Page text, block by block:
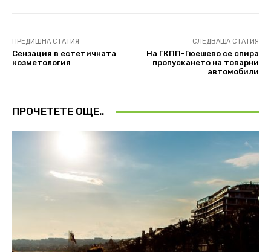
ПРЕДИШНА СТАТИЯ
Сензация в естетичната
козметология
СЛЕДВАЩА СТАТИЯ
На ГКПП-Гюешево се спира
пропускането на товарни
автомобили
ПРОЧЕТЕТЕ ОЩЕ..